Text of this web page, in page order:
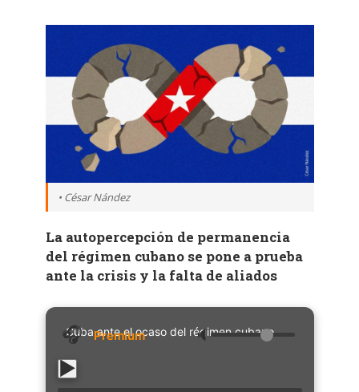
• César Nández
La autopercepción de permanencia
del régimen cubano se pone a prueba
ante la crisis y la falta de aliados
Cuba ante el ocaso del régimen cubano
🔈